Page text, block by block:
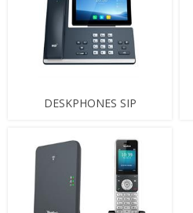
DESKPHONES SIP